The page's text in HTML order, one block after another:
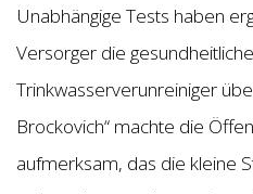
Unabhängige Tests haben
Versorger die
Trinkwasserverunreiniger
Brockovich“ machte die
aufmerksam, das die kleine